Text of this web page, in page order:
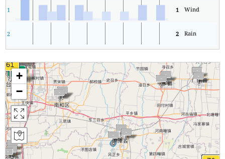
Wind
1
1
Rain
2
2
+
−